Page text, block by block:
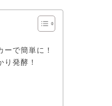
で簡単に！
発酵！